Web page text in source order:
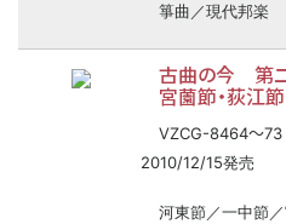
箏曲／現代邦楽
古曲の今 第
宮薗節・荻江節
VZCG-8464〜73
2010/12/15発売
河東節／一中節